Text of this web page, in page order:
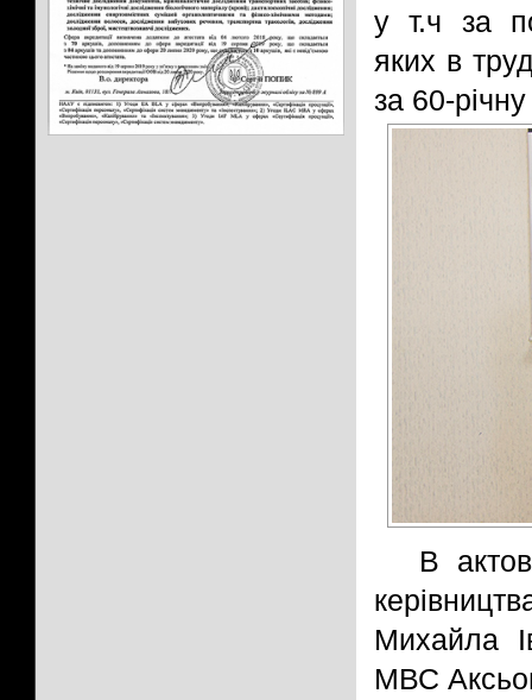
у т.ч за
яких в
за 60-
В
Михайла
МВС